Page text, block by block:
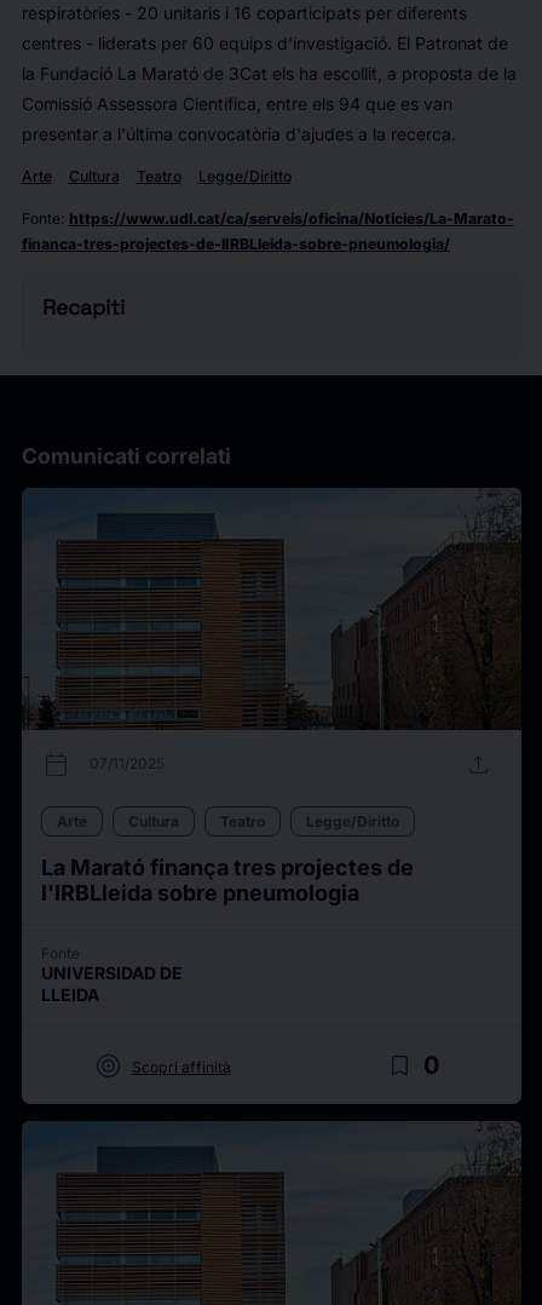
respiratòries - 20 unitaris i 16 coparticipats per diferents
centres - liderats per 60 equips d'investigació. El Patronat de
la Fundació La Marató de 3Cat els ha escollit, a proposta de la
Comissió Assessora Científica, entre els 94 que es van
presentar a l'última convocatòria d'ajudes a la recerca.
Arte Cultura Teatro Legge/Diritto
Fonte: https://www.udl.cat/ca/serveis/oficina/Noticies/La-Marato-
financa-tres-projectes-de-lIRBLleida-sobre-pneumologia/
Recapiti
Comunicati correlati
calendar_today 07/11/2025 upload
Arte Cultura Teatro Legge/Diritto
La Marató finança tres projectes de
l'IRBLleida sobre pneumologia
Fonte
UNIVERSIDAD DE
LLEIDA
target Scopri affinità bookmark_border 0